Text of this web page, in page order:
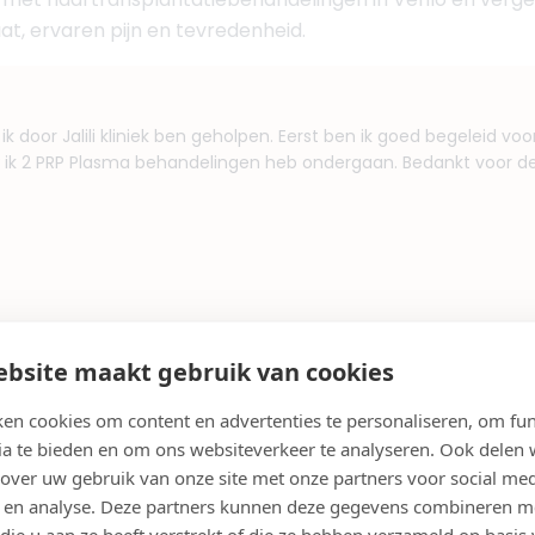
maakt gebruik van cookies
cookies om content en advertenties te personaliseren, om
te bieden en om ons websiteverkeer te analyseren. Ook delen
uw gebruik van onze site met onze partners voor social
analyse. Deze partners kunnen deze gegevens combineren
ervaren pijn en tevredenheid.
door Jalili kliniek ben geholpen. Eerst ben ik goed begeleid
2 PRP Plasma behandelingen heb ondergaan. Bedankt voor
ervaringen in Venlo
arts in de buurt?
niet alleen op prijs, maar vooral op ervaring,
waarin jullie elkaar goed begrijpen en er duidelijk